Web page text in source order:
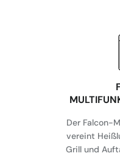
Der Falcon-
vereint
Grill und